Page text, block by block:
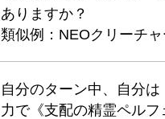
ありますか？
類似例：NEOクリーチャ
自分のターン中、自分
力で《支配の精霊ペル